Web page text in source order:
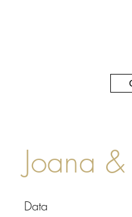
Joana
Data